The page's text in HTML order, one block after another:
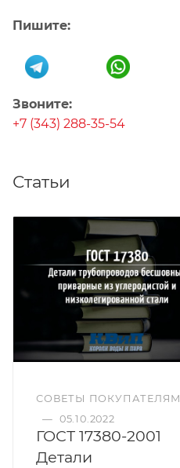
Пишите:
Звоните:
+7 (343) 288-35-54
Статьи
СОВЕТЫ ПОКУПАТЕЛЯМ
— 05.10.2022
ГОСТ 17380-2001
Детали